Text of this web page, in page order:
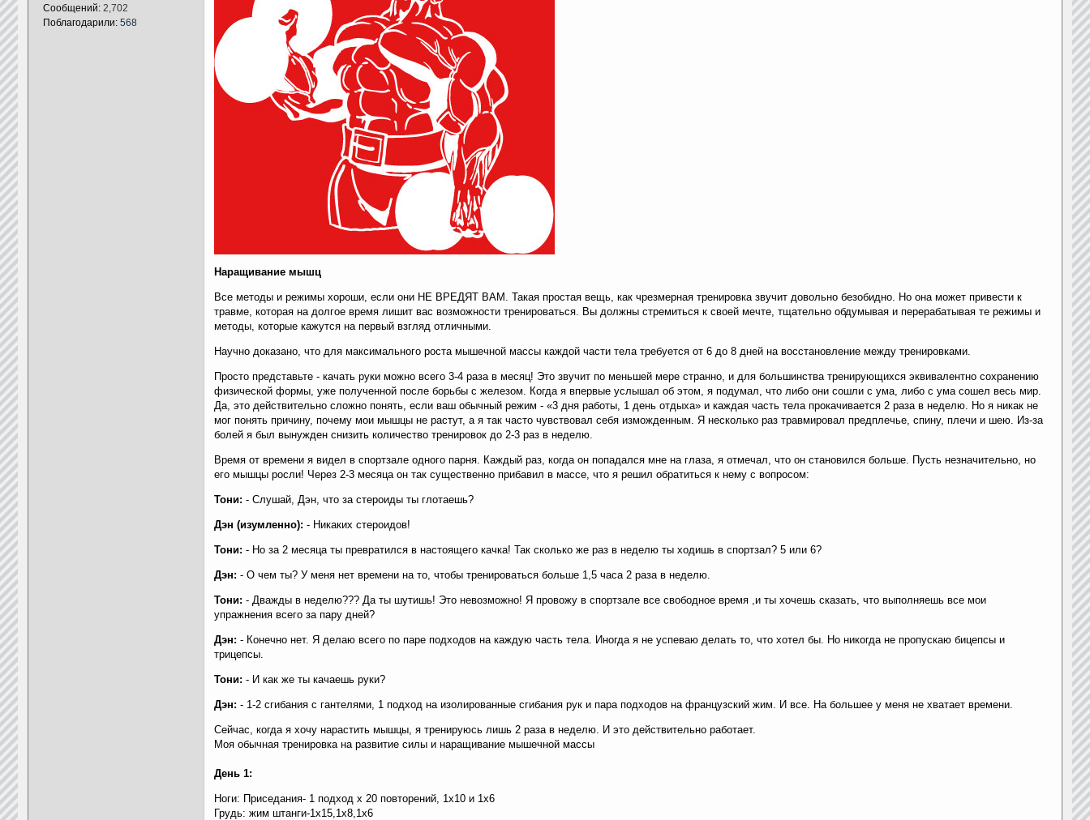
Сообщений: 2,702
Поблагодарили: 568
Наращивание мышц
Все методы и режимы хороши, если они НЕ ВРЕДЯТ ВАМ. Такая простая вещь, как чрезмерная тренировка звучит довольно безобидно. Но она может привести к
травме, которая на долгое время лишит вас возможности тренироваться. Вы должны стремиться к своей мечте, тщательно обдумывая и перерабатывая те режимы и
методы, которые кажутся на первый взгляд отличными.
Научно доказано, что для максимального роста мышечной массы каждой части тела требуется от 6 до 8 дней на восстановление между тренировками.
Просто представьте - качать руки можно всего 3-4 раза в месяц! Это звучит по меньшей мере странно, и для большинства тренирующихся эквивалентно сохранению
физической формы, уже полученной после борьбы с железом. Когда я впервые услышал об этом, я подумал, что либо они сошли с ума, либо с ума сошел весь мир.
Да, это действительно сложно понять, если ваш обычный режим - «3 дня работы, 1 день отдыха» и каждая часть тела прокачивается 2 раза в неделю. Но я никак не
мог понять причину, почему мои мышцы не растут, а я так часто чувствовал себя изможденным. Я несколько раз травмировал предплечье, спину, плечи и шею. Из-за
болей я был вынужден снизить количество тренировок до 2-3 раз в неделю.
Время от времени я видел в спортзале одного парня. Каждый раз, когда он попадался мне на глаза, я отмечал, что он становился больше. Пусть незначительно, но
его мышцы росли! Через 2-3 месяца он так существенно прибавил в массе, что я решил обратиться к нему с вопросом:
Тони: - Слушай, Дэн, что за стероиды ты глотаешь?
Дэн (изумленно): - Никаких стероидов!
Тони: - Но за 2 месяца ты превратился в настоящего качка! Так сколько же раз в неделю ты ходишь в спортзал? 5 или 6?
Дэн: - О чем ты? У меня нет времени на то, чтобы тренироваться больше 1,5 часа 2 раза в неделю.
Тони: - Дважды в неделю??? Да ты шутишь! Это невозможно! Я провожу в спортзале все свободное время ,и ты хочешь сказать, что выполняешь все мои
упражнения всего за пару дней?
Дэн: - Конечно нет. Я делаю всего по паре подходов на каждую часть тела. Иногда я не успеваю делать то, что хотел бы. Но никогда не пропускаю бицепсы и
трицепсы.
Тони: - И как же ты качаешь руки?
Дэн: - 1-2 сгибания с гантелями, 1 подход на изолированные сгибания рук и пара подходов на французский жим. И все. На большее у меня не хватает времени.
Сейчас, когда я хочу нарастить мышцы, я тренируюсь лишь 2 раза в неделю. И это действительно работает.
Моя обычная тренировка на развитие силы и наращивание мышечной массы
День 1:
Ноги: Приседания- 1 подход х 20 повторений, 1х10 и 1х6
Грудь: жим штанги-1х15,1х8,1х6